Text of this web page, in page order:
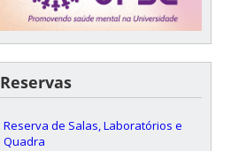
Reservas
Reserva de Salas, Laboratórios e
Quadra